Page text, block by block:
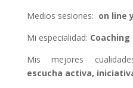
Medios sesiones: on line
Mi especialidad:
Mis mejores
escucha activa,